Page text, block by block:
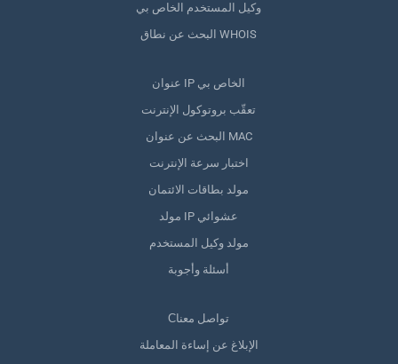
وكيل المستخدم الخاص بي
البحث عن نطاق WHOIS
عنوان IP الخاص بي
تعقّب بروتوكول الإنترنت
البحث عن عنوان MAC
اختبار سرعة الإنترنت
مولد بطاقات الائتمان
مولد IP عشوائي
مولد وكيل المستخدم
أسئلة وأجوبة
Сتواصل معنا
الإبلاغ عن إساءة المعاملة